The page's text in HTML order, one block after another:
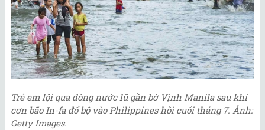
Trẻ em lội qua dòng nước lũ gần bờ Vịnh Manila sau khi
cơn bão In-fa đổ bộ vào Philippines hồi cuối tháng 7. Ảnh:
Getty Images.